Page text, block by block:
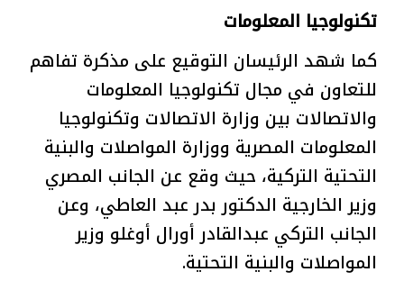
تكنولوجيا المعلومات
كما شهد الرئيسان التوقيع على مذكرة تفاهم
للتعاون في مجال تكنولوجيا المعلومات
والاتصالات بين وزارة الاتصالات وتكنولوجيا
المعلومات المصرية ووزارة المواصلات والبنية
التحتية التركية، حيث وقع عن الجانب المصري
وزير الخارجية الدكتور بدر عبد العاطي، وعن
الجانب التركي عبدالقادر أورال أوغلو وزير
المواصلات والبنية التحتية.